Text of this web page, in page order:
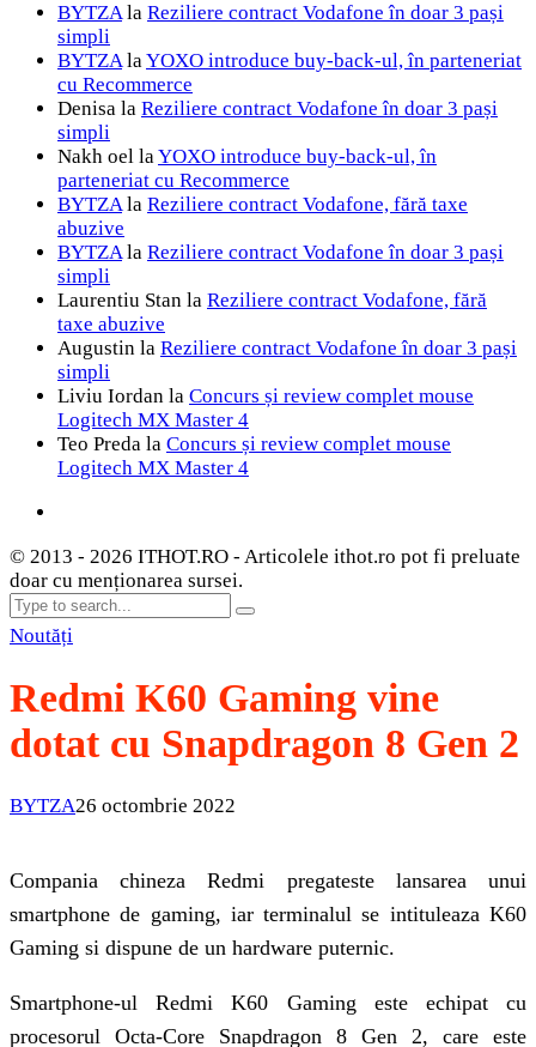
BYTZAla Reziliere contract Vodafone în doar 3 pași
simpli
BYTZAlaYOXO introduce buy-back-ul, în parteneriat
cu Recommerce
Denisa la Reziliere contract Vodafone în doar 3 pași
simpli
Nakh oel laYOXO introduce buy-back-ul, în
parteneriat cu Recommerce
BYTZAla Reziliere contract Vodafone, fără taxe
abuzive
BYTZAla Reziliere contract Vodafone în doar 3 pași
simpli
Laurentiu Stan la Reziliere contract Vodafone, fără
taxe abuzive
Augustin la Reziliere contract Vodafone în doar 3 pași
simpli
Liviu Iordan la Concurs și review complet mouse
Logitech MX Master 4
Teo Preda la Concurs și review complet mouse
Logitech MX Master 4
© 2013 - 2026 ITHOT.RO - Articolele ithot.ro pot fi preluate
doar cu menționarea sursei.
Noutăți
Redmi K60 Gaming vine
dotat cu Snapdragon 8 Gen 2
BYTZA26 octombrie 2022
Compania chineza Redmi pregateste lansarea unui
smartphone de gaming, iar terminalul se intituleaza K60
Gaming si dispune de un hardware puternic.
Smartphone-ul Redmi K60 Gaming este echipat cu
procesorul Octa-Core Snapdragon 8 Gen 2, care este